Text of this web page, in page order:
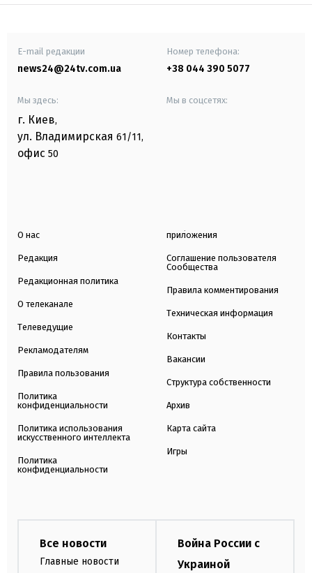
E-mail редакции
news24@24tv.com.ua
Номер телефона:
+38 044 390 5077
Мы здесь:
г. Киев,
ул. Владимирская 61/11,
офис 50
Мы в соцсетях:
О нас
Редакция
Редакционная политика
О телеканале
Телеведущие
Рекламодателям
Правила пользования
Политика
конфиденциальности
Политика использования
искусственного интеллекта
Политика
конфиденциальности
приложения
Соглашение пользователя
Сообщества
Правила комментирования
Техническая информация
Контакты
Вакансии
Структура собственности
Архив
Карта сайта
Игры
Все новости
Главные новости
Война России с
Украиной